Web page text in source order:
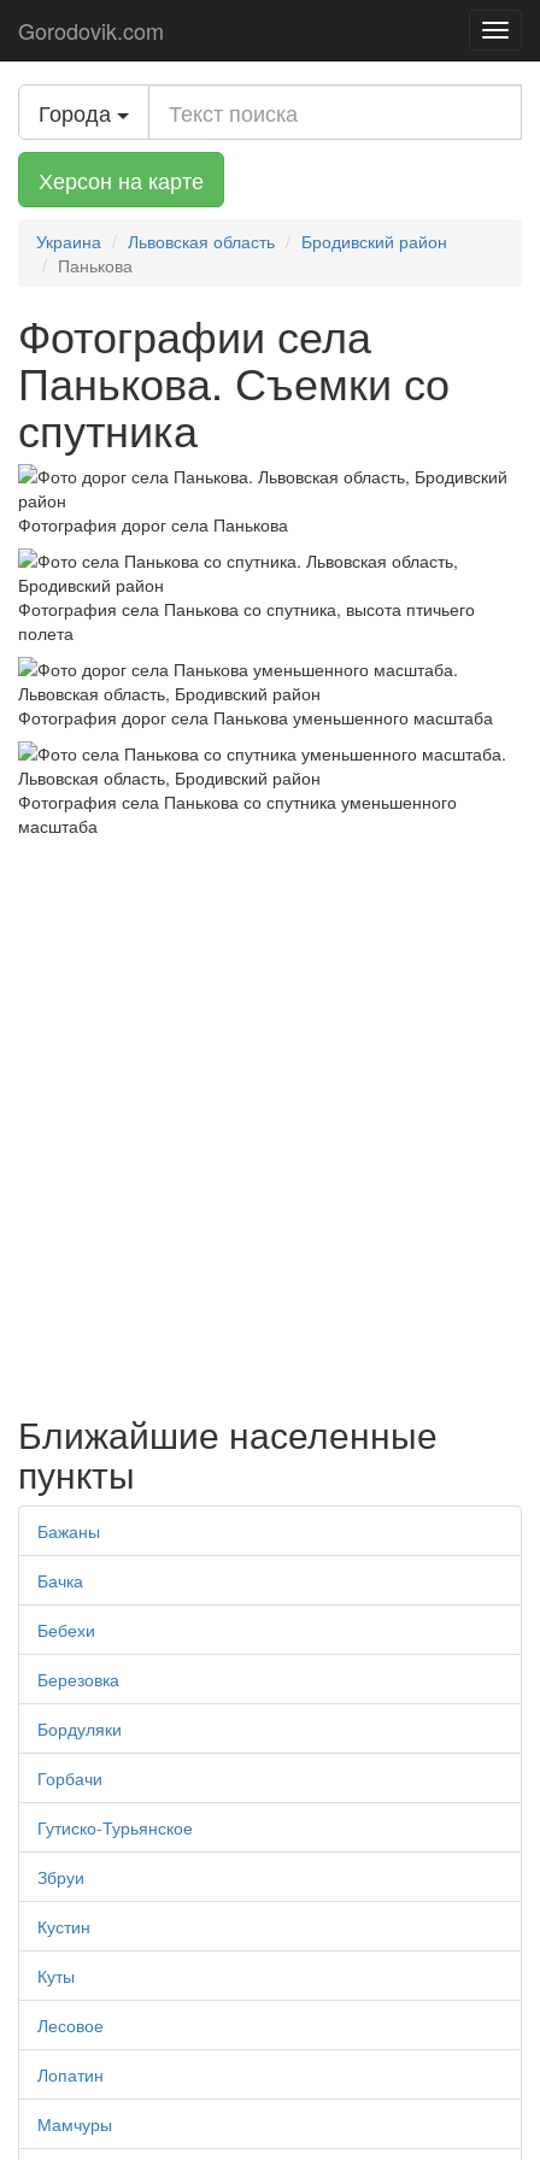
Gorodovik.com
Города
Херсон на карте
Украина Львовская область
Бродивский район
Панькова
Фотографии села
Панькова. Съемки со
спутника
Фотография дорог села Панькова
Фотография села Панькова со спутника, высота птичьего
полета
Фотография дорог села Панькова уменьшенного масштаба
Фотография села Панькова со спутника уменьшенного
масштаба
Ближайшие населенные
пункты
Бажаны
Бачка
Бебехи
Березовка
Бордуляки
Горбачи
Гутиско-Турьянское
Збруи
Кустин
Куты
Лесовое
Лопатин
Мамчуры